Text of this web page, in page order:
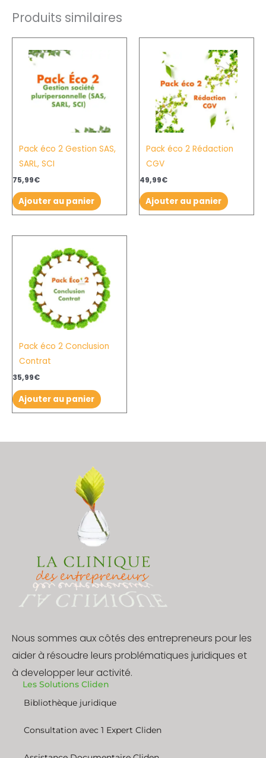
Produits similaires
Pack éco 2 Gestion SAS,
SARL, SCI
75,99€
Ajouter au panier
Pack éco 2 Rédaction
CGV
49,99€
Ajouter au panier
Pack éco 2 Conclusion
Contrat
35,99€
Ajouter au panier
Nous sommes aux côtés des entrepreneurs pour les
aider à résoudre leurs problématiques juridiques et
à developper leur activité.
Les Solutions Cliden
Bibliothèque juridique
Consultation avec 1 Expert Cliden